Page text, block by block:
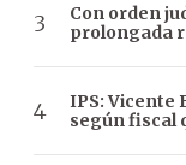
Con orden
prolongada
IPS: Vicente
según fiscal